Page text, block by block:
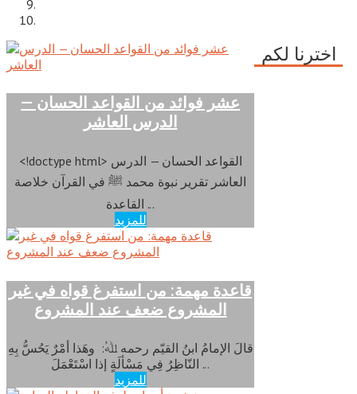
عشر فوائد من القواعد الحسان —
الدرس العاشر
<!doctype html> القواعد الحسان — الدرس
العاشر تقرير نبوة محمد ﷺ في القرآن خلاصة
القاعدة ...
للمزيد
قاعدة مهمة: من استفرغ قواه في غير
المشروع ضعف عند المشروع
قالَ الإمامُ ابنُ القيّم رحمه ﷲُ: وهَذا أمْرٌ يَحُسُّ بِهِ
النّاظِرُ فِي مَسْألَةٍ إذا اسْتَعْمَلَ ...
للمزيد
اخترنا لكم